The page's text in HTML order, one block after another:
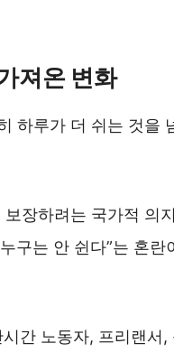
져온 변화
하루가 더 쉬는 것을
장하려는 국가적 의
구는 안 쉰다”는 혼란
간 노동자, 프리랜서,